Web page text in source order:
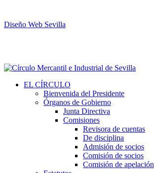
Diseño Web Sevilla
EL CÍRCULO
Bienvenida del Presidente
Órganos de Gobierno
Junta Directiva
Comisiones
Revisora de cuentas
De disciplina
Admisión de socios
Comisión de socios
Comisión de apelación